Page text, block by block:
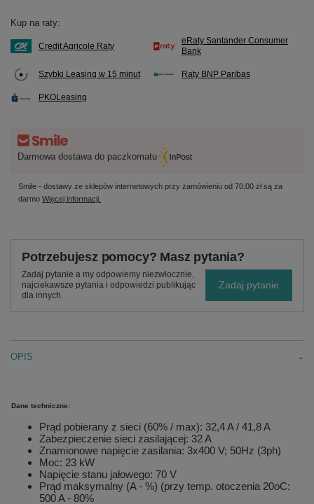
Kup na raty:
Credit Agricole Raty
eRaty Santander Consumer
Bank
Szybki Leasing w 15 minut Raty BNP Paribas
PKOLeasing
Darmowa dostawa do paczkomatu
Smile - dostawy ze sklepów internetowych przy zamówieniu od 70,00 złsą za
darmo Więcej informacji.
Potrzebujesz pomocy? Masz pytania?
Zadaj pytanie a my odpowiemy niezwłocznie,
najciekawsze pytania i odpowiedzi publikując
dla innych.
Zadaj pytanie
OPIS
Dane techniczne:
Prąd pobierany z sieci (60% / max): 32,4 A / 41,8 A
Zabezpieczenie sieci zasilającej: 32 A
Znamionowe napięcie zasilania: 3x400 V; 50Hz (3ph)
Moc: 23 kW
Napięcie stanu jałowego: 70 V
Prąd maksymalny (A - %) (przy temp. otoczenia 20oC:
500 A - 80%